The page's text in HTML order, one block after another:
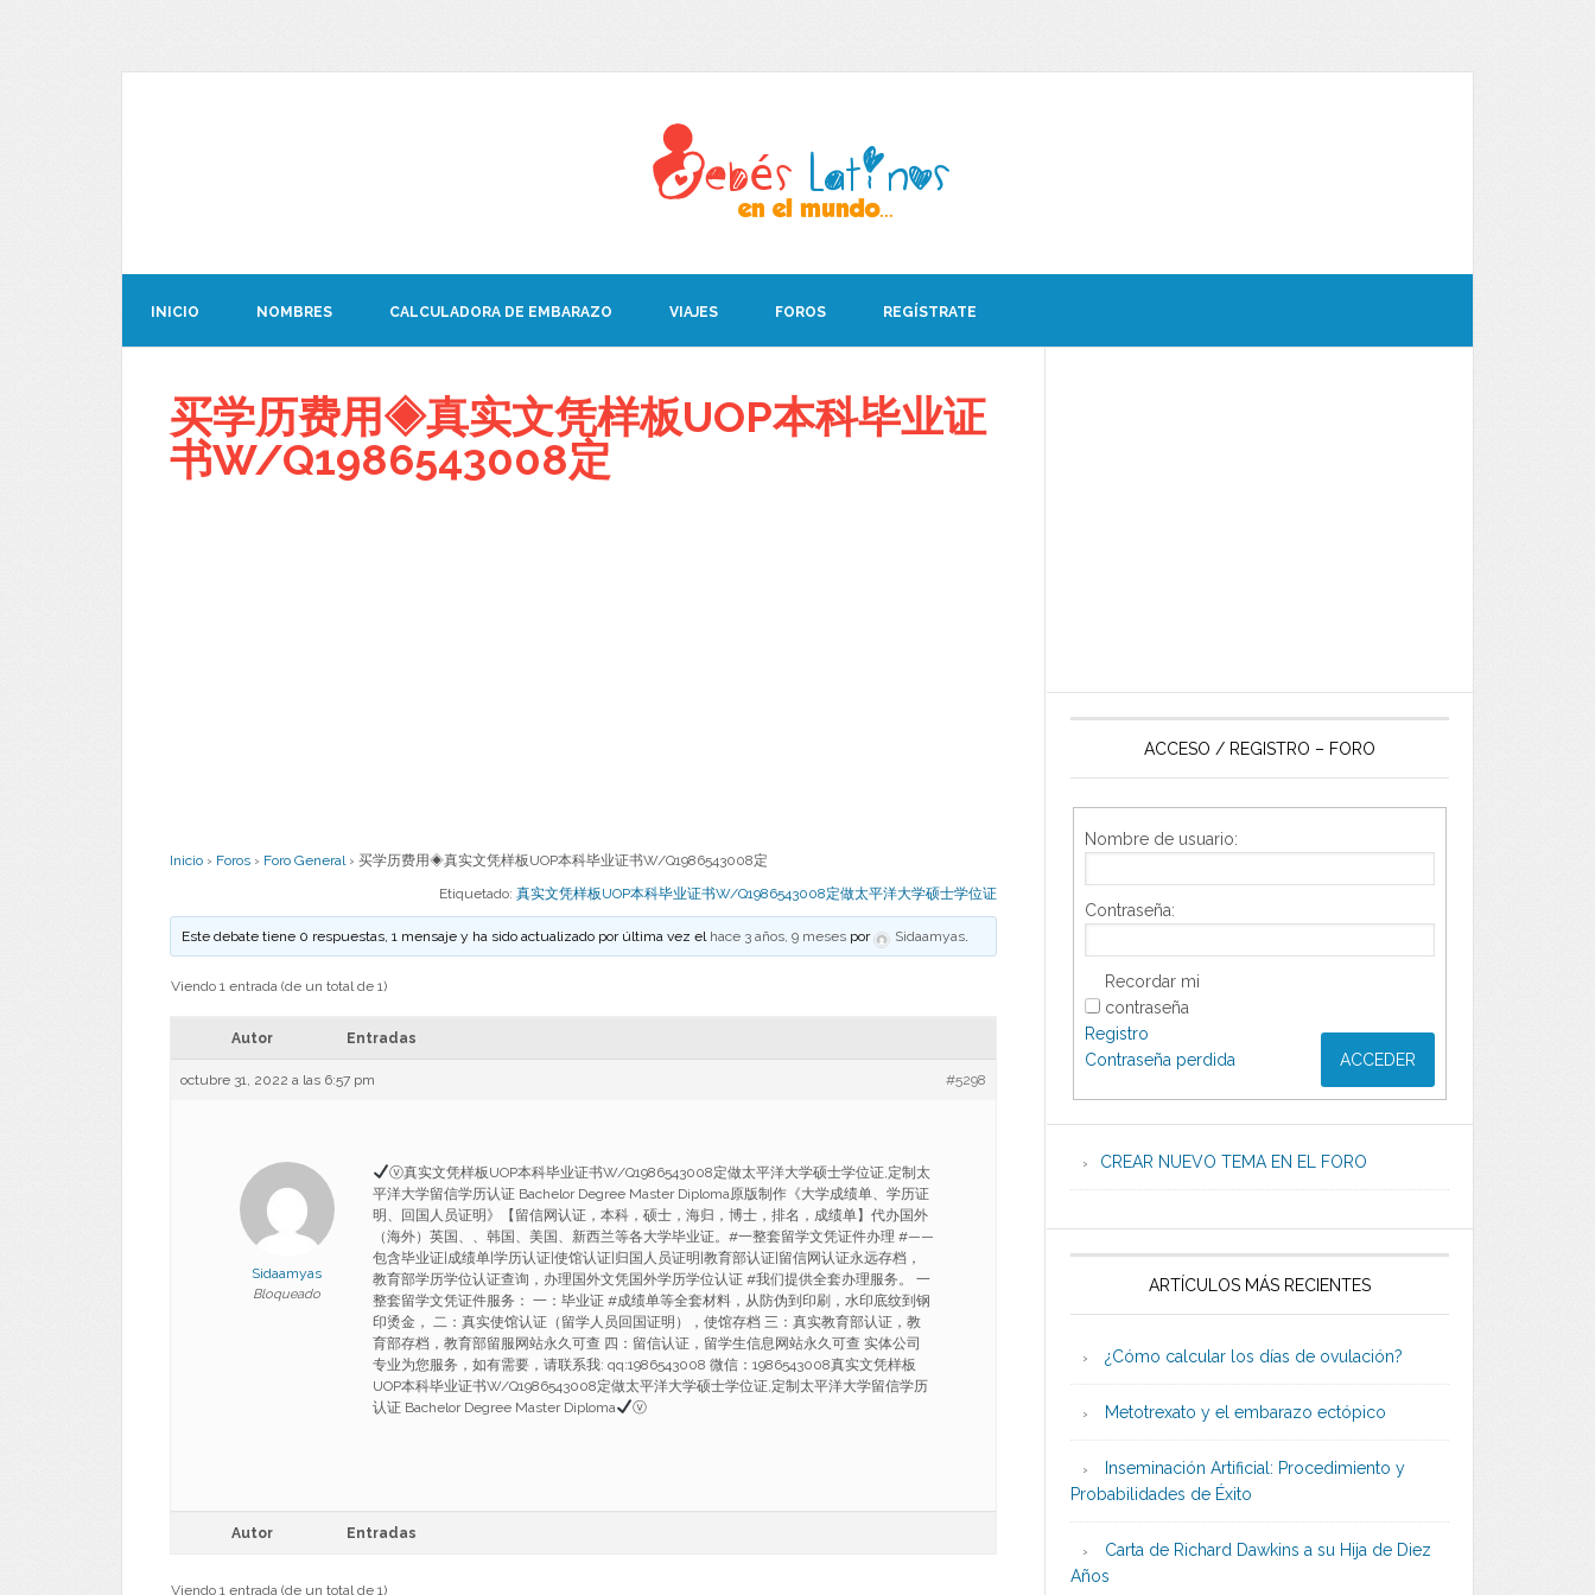
INICIO NOMBRES CALCULADORA DE EMBARAZO VIAJES FOROS REGÍSTRATE
买学历费用◈真实文凭样板UOP本科毕业证
书W/Q1986543008定
Inicio › Foros › Foro General › 买学历费用◈真实文凭样板UOP本科毕业证书W/Q1986543008定
Etiquetado: 真实文凭样板UOP本科毕业证书W/Q1986543008定做太平洋大学硕士学位证
Este debate tiene 0 respuestas, 1 mensaje y ha sido actualizado por última vez el hace 3 años, 9 meses por Sidaamyas.
Viendo 1 entrada (de un total de 1)
Autor Entradas
octubre 31, 2022 a las 6:57 pm #5298
Sidaamyas
Bloqueado
ⓥ真实文凭样板UOP本科毕业证书W/Q1986543008定做太平洋大学硕士学位证,定制太
平洋大学留信学历认证 Bachelor Degree Master Diploma原版制作《大学成绩单、学历证
明、回国人员证明》【留信网认证，本科，硕士，海归，博士，排名，成绩单】代办国外
（海外）英国、、韩国、美国、新西兰等各大学毕业证。#一整套留学文凭证件办理 #——
包含毕业证|成绩单|学历认证|使馆认证|归国人员证明|教育部认证|留信网认证永远存档，
教育部学历学位认证查询，办理国外文凭国外学历学位认证 #我们提供全套办理服务。 一
整套留学文凭证件服务： 一：毕业证 #成绩单等全套材料，从防伪到印刷，水印底纹到钢
印烫金， 二：真实使馆认证（留学人员回国证明），使馆存档 三：真实教育部认证，教
育部存档，教育部留服网站永久可查 四：留信认证，留学生信息网站永久可查 实体公司
专业为您服务，如有需要，请联系我: qq:1986543008 微信：1986543008真实文凭样板
UOP本科毕业证书W/Q1986543008定做太平洋大学硕士学位证,定制太平洋大学留信学历
认证 Bachelor Degree Master Diploma
ⓥ
Autor Entradas
Viendo 1 entrada (de un total de 1)
ACCESO / REGISTRO – FORO
Nombre de usuario:
Contraseña:
Recordar mi
contraseña
ACCEDER
Registro
Contraseña perdida
CREAR NUEVO TEMA EN EL FORO
ARTÍCULOS MÁS RECIENTES
¿Cómo calcular los días de ovulación?
Metotrexato y el embarazo ectópico
Inseminación Artificial: Procedimiento y
Probabilidades de Éxito
Carta de Richard Dawkins a su Hija de Diez
Años